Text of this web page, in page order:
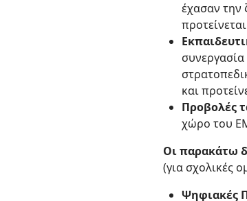
έχασαν την
και
Προβολές
χώρο του
Οι παρακάτω
(για σχολικές
Ψηφιακές